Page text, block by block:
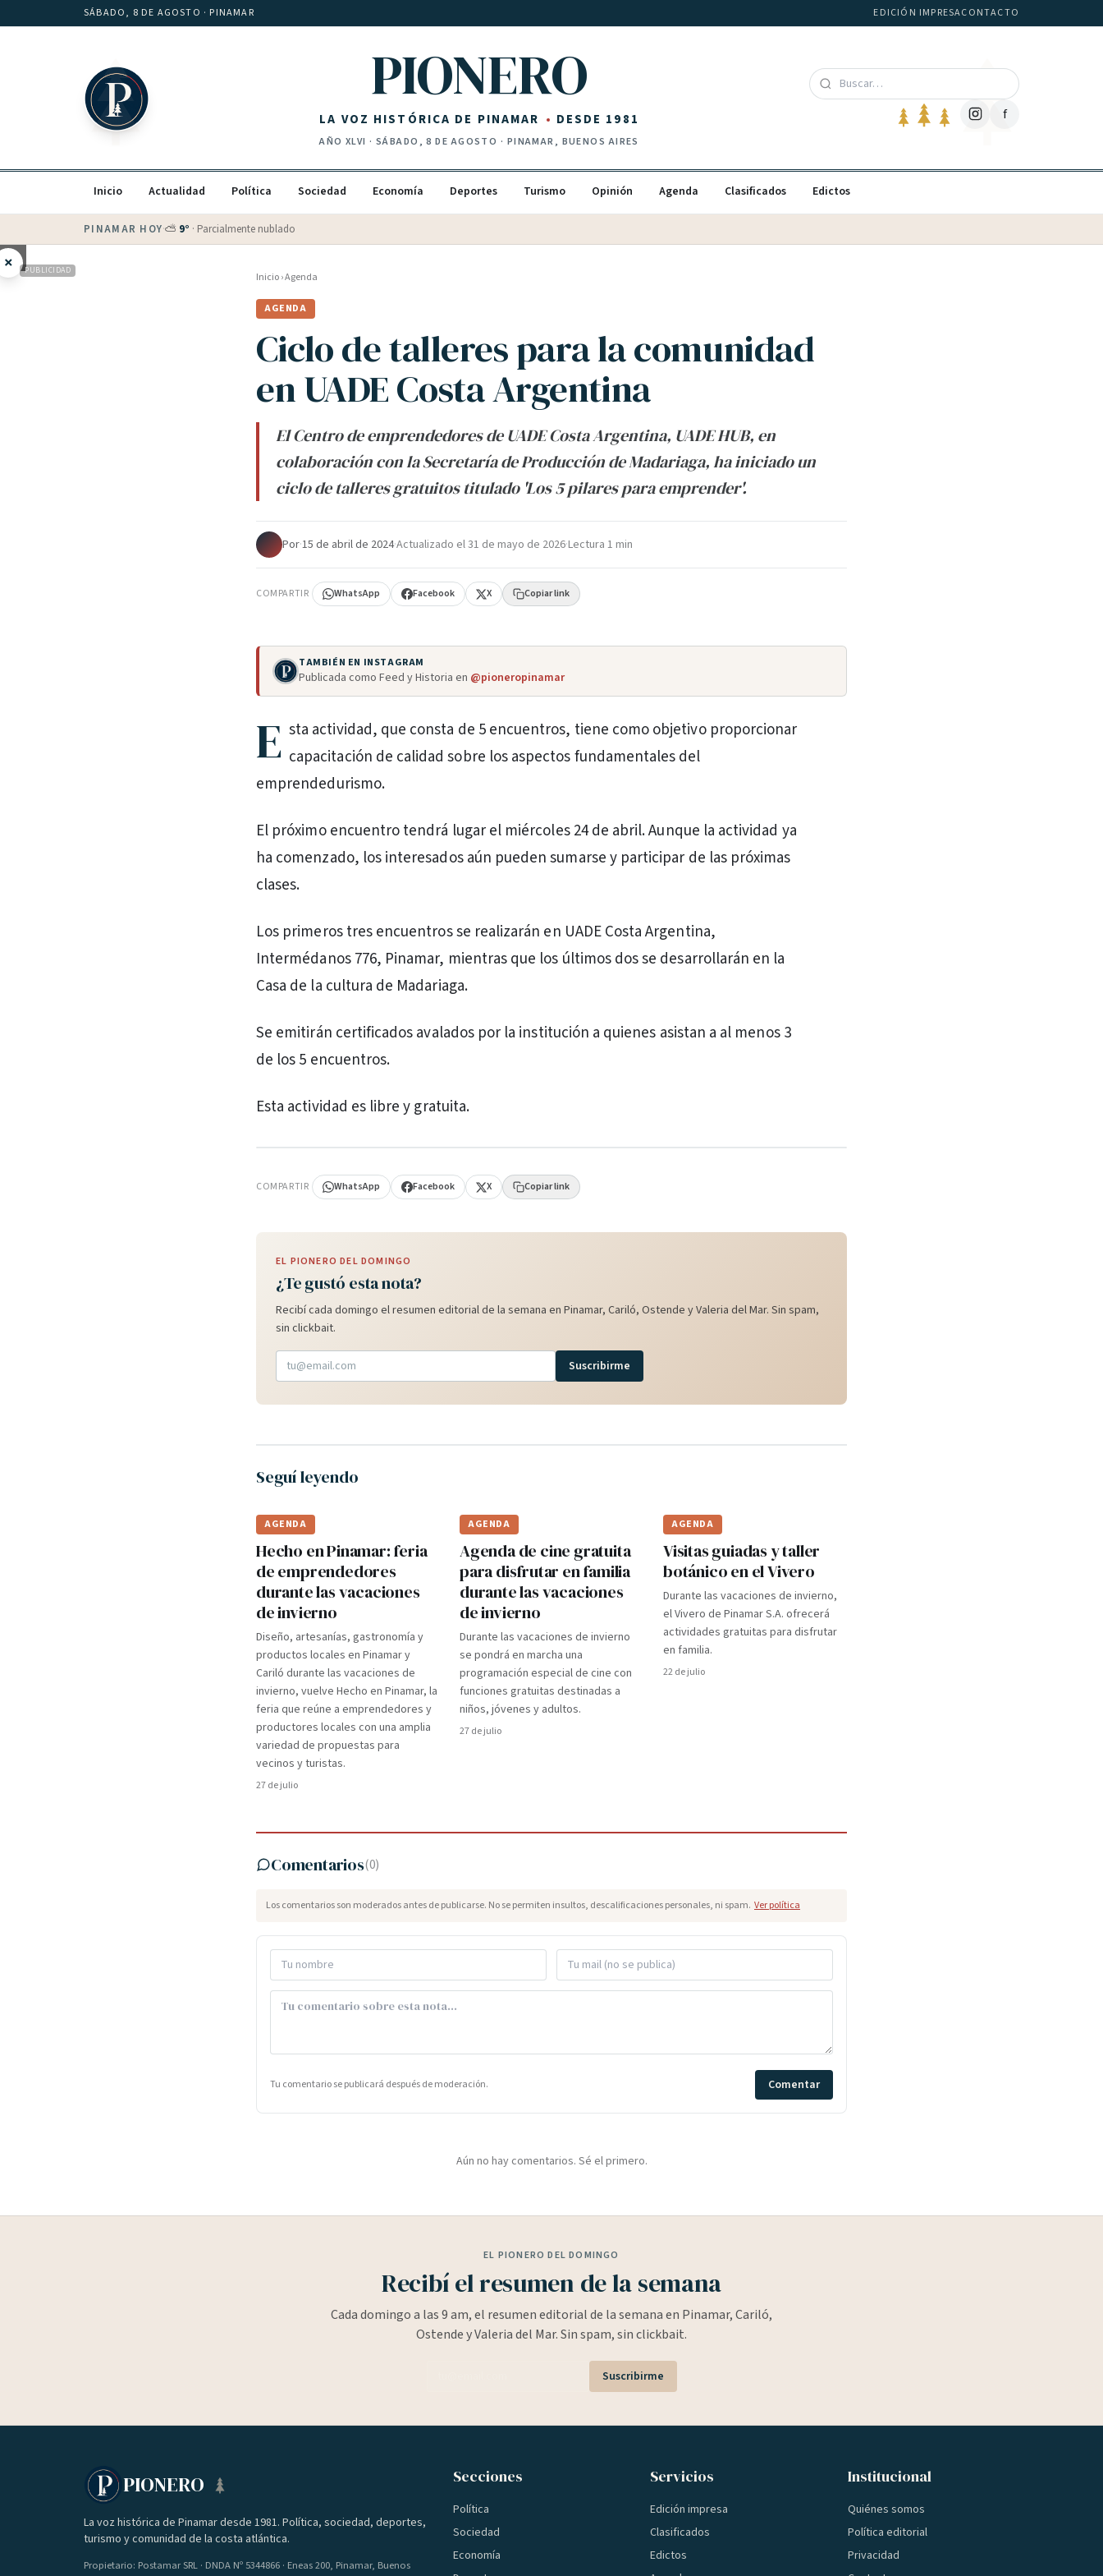
Saltar al contenidoSÁBADO, 8 DE AGOSTO · PINAMAR EDICIÓN IMPRESACONTACTO
PIONERO
LA VOZ HISTÓRICA DE PINAMAR DESDE 1981
AÑO XLVI · SÁBADO, 8 DE AGOSTO · PINAMAR, BUENOS AIRES
f
Inicio Actualidad Política Sociedad Economía Deportes Turismo Opinión Agenda Clasificados Edictos
PINAMAR HOY·💵 Dólar blue$1525 · oficial $
× PUBLICIDAD Inicio›Agenda
AGENDA
Ciclo de talleres para la comunidad
en UADE Costa Argentina
El Centro de emprendedores de UADE Costa Argentina, UADE HUB, en
colaboración con la Secretaría de Producción de Madariaga, ha iniciado un
ciclo de talleres gratuitos titulado 'Los 5 pilares para emprender'.
Por·15 de abril de 2024·Actualizado el31 de mayo de 2026·Lectura 1 min
COMPARTIR WhatsApp Facebook X Copiar link
TAMBIÉN EN INSTAGRAM
Publicada como Feed y Historia en @pioneropinamar
E sta actividad, que consta de 5 encuentros, tiene como objetivo proporcionar
capacitación de calidad sobre los aspectos fundamentales del
emprendedurismo.
El próximo encuentro tendrá lugar el miércoles 24 de abril. Aunque la actividad ya
ha comenzado, los interesados aún pueden sumarse y participar de las próximas
clases.
Los primeros tres encuentros se realizarán en UADE Costa Argentina,
Intermédanos 776, Pinamar, mientras que los últimos dos se desarrollarán en la
Casa de la cultura de Madariaga.
Se emitirán certificados avalados por la institución a quienes asistan a al menos 3
de los 5 encuentros.
Esta actividad es libre y gratuita.
COMPARTIR WhatsApp Facebook X Copiar link
EL PIONERO DEL DOMINGO
¿Te gustó esta nota?
Recibí cada domingo el resumen editorial de la semana en Pinamar, Cariló, Ostende y Valeria del Mar. Sin spam,
sin clickbait.
Suscribirme
Seguí leyendo
AGENDA
Hecho en Pinamar: feria
de emprendedores
durante las vacaciones
de invierno
Diseño, artesanías, gastronomía y
productos locales en Pinamar y
Cariló durante las vacaciones de
invierno, vuelve Hecho en Pinamar, la
feria que reúne a emprendedores y
productores locales con una amplia
variedad de propuestas para
vecinos y turistas.
27 de julio
AGENDA
Agenda de cine gratuita
para disfrutar en familia
durante las vacaciones
de invierno
Durante las vacaciones de invierno
se pondrá en marcha una
programación especial de cine con
funciones gratuitas destinadas a
niños, jóvenes y adultos.
27 de julio
AGENDA
Visitas guiadas y taller
botánico en el Vivero
Durante las vacaciones de invierno,
el Vivero de Pinamar S.A. ofrecerá
actividades gratuitas para disfrutar
en familia.
22 de julio
Comentarios(0)
Los comentarios son moderados antes de publicarse. No se permiten insultos, descalificaciones personales, ni spam. Ver política
Tu comentario se publicará después de moderación. Comentar
Aún no hay comentarios. Sé el primero.
EL PIONERO DEL DOMINGO
Recibí el resumen de la semana
Cada domingo a las 9 am, el resumen editorial de la semana en Pinamar, Cariló,
Ostende y Valeria del Mar. Sin spam, sin clickbait.
Suscribirme
PIONERO
La voz histórica de Pinamar desde 1981. Política, sociedad, deportes,
turismo y comunidad de la costa atlántica.
Propietario: Postamar SRL · DNDA Nº 5344866 · Eneas 200, Pinamar, Buenos
Secciones
Política
Sociedad
Economía
Servicios
Edición impresa
Clasificados
Edictos
Institucional
Quiénes somos
Política editorial
Privacidad